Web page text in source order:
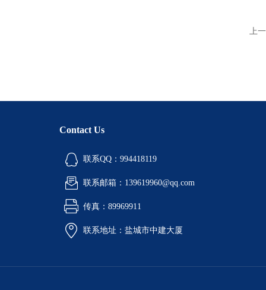
上
Contact Us
联系QQ：994418119
联系邮箱：139619960@qq.com
传真：89969911
联系地址：盐城市中建大厦